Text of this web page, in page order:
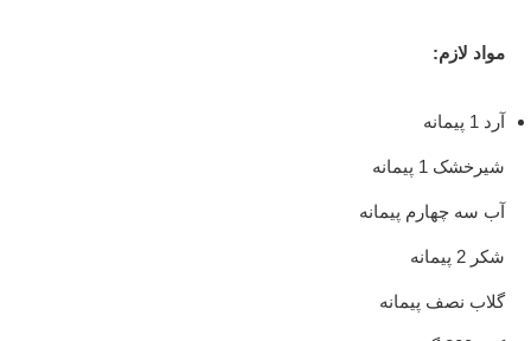
مواد لازم:
آرد 1 پیمانه
شیرخشک 1 پیمانه
آب سه چهارم پیمانه
شکر 2 پیمانه
گلاب نصف پیمانه